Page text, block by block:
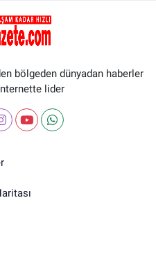
bölgeden dünyadan haberler
lider